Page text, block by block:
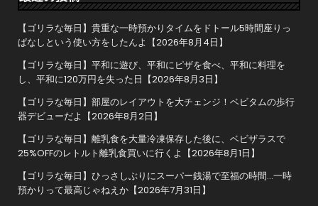
【ゴリラな毎日】貴重な一時預かりタイムをドトール5時間座りっ
ぱなしという使い方をしたんよ【2026年8月4日】
【ゴリラな毎日】平和に遊び、平和にピザを食べ、平和に料理を
し、平和に120万円を失った日【2026年8月3日】
【ゴリラな毎日】部屋のレイアウトを大チェンジ！ベビタムの歩行
器デビューだよ【2026年8月2日】
【ゴリラな毎日】離乳食を大量冷凍保存した後に、ベビザラスで
25%OFFのレトルト離乳食買いに行くよ【2026年8月1日】
【ゴリラな毎日】ひっさしぶりにスーパー銭湯で至福の時間…一時
預かりって最高じゃねえか【2026年7月31日】